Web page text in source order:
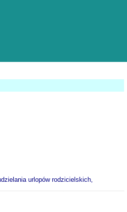
urlopów rodzicielskich,